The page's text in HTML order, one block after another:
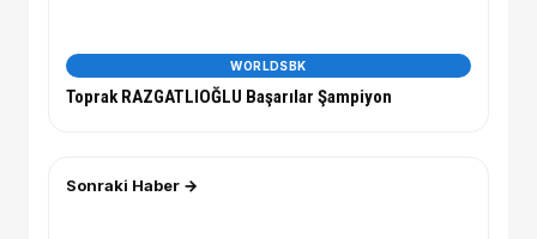
WORLDSBK
Toprak RAZGATLIOĞLU Başarılar Şampiyon
Sonraki Haber →